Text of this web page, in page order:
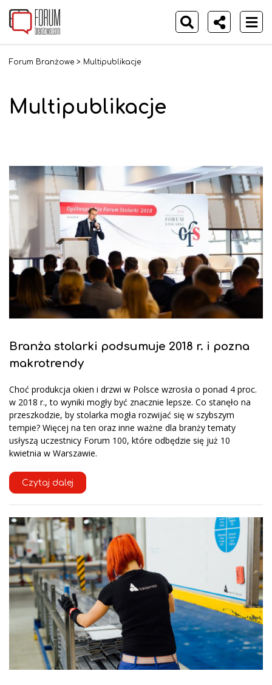
Forum Branżowe > Multipublikacje
Multipublikacje
Branża stolarki podsumuje 2018 r. i pozna
makrotrendy
Choć produkcja okien i drzwi w Polsce wzrosła o ponad 4 proc.
w 2018 r., to wyniki mogły być znacznie lepsze. Co stanęło na
przeszkodzie, by stolarka mogła rozwijać się w szybszym
tempie? Więcej na ten oraz inne ważne dla branży tematy
usłyszą uczestnicy Forum 100, które odbędzie się już 10
kwietnia w Warszawie.
Czytaj dalej